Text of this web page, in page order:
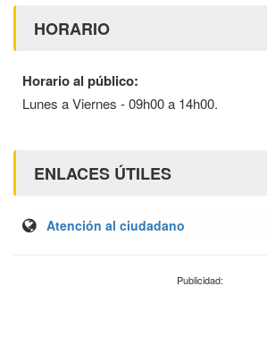
HORARIO
Horario al público:
Lunes a Viernes - 09h00 a 14h00.
ENLACES ÚTILES
Atención al ciudadano
Publicidad: